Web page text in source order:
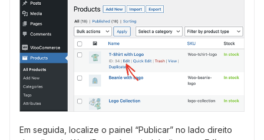
Em seguida, localize o painel “Publicar” no lado direito